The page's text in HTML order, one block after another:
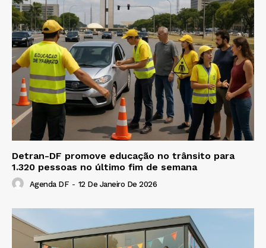
Detran-DF promove educação no trânsito para
1.320 pessoas no último fim de semana
Agenda DF - 12 De Janeiro De 2026